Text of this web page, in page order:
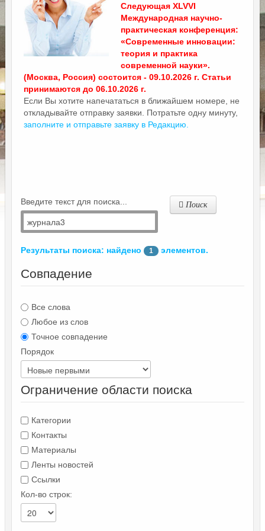
Следующая XLVVI
Международная научно-
практическая конференция:
«Современные инновации:
теория и практика
современной науки».
(Москва, Россия) состоится - 09.10.2026 г. Статьи
принимаются до 06.10.2026 г.
Если Вы хотите напечататься в ближайшем номере, не
откладывайте отправку заявки. Потратьте одну минуту,
заполните и отправьте заявку в Редакцию.
Введите текст для поиска... Поиск
Результаты поиска: найдено 1 элементов.
Совпадение
Все слова
Любое из слов
Точное совпадение
Порядок
Ограничение области поиска
Категории
Контакты
Материалы
Ленты новостей
Ссылки
Кол-во строк: